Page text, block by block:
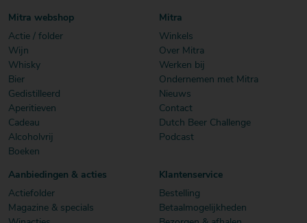
Mitra webshop
Actie / folder
Wijn
Whisky
Bier
Gedistilleerd
Aperitieven
Cadeau
Alcoholvrij
Boeken
Mitra
Winkels
Over Mitra
Werken bij
Ondernemen met Mitra
Nieuws
Contact
Dutch Beer Challenge
Podcast
Aanbiedingen & acties
Actiefolder
Magazine & specials
Klantenservice
Bestelling
Betaalmogelijkheden